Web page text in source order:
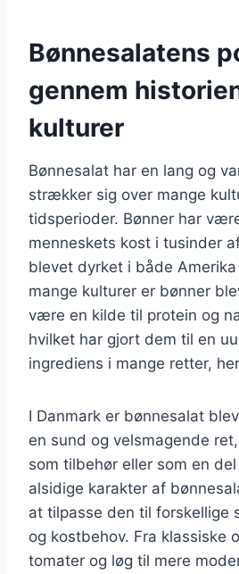
Bønnesalatens
gennem
kulturer
Bønnesalat har en lang og
strækker sig over mange
tidsperioder. Bønner har
menneskets kost i tusinder
blevet dyrket i både Amerika
mange kulturer er bønner
være en kilde til protein og
hvilket har gjort dem til en
ingrediens i mange retter,
I Danmark er bønnesalat
en sund og velsmagende
som tilbehør eller som en
alsidige karakter af
at tilpasse den til forskellige
og kostbehov. Fra klassiske
tomater og løg til mere